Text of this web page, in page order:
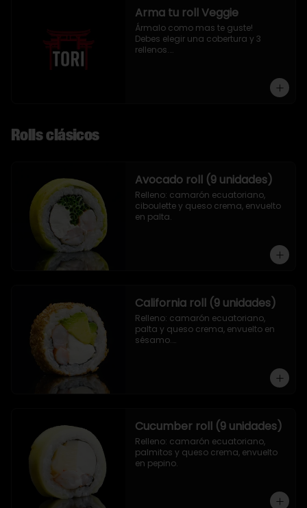
Arma tu roll Veggie
Ármalo como mas te guste!
Debes elegir una cobertura y 3
rellenos.
Rolls clásicos
Avocado roll (9 unidades)
Relleno: camarón ecuatoriano,
ciboulette y queso crema, envuelto
en palta.
California roll (9 unidades)
Relleno: camarón ecuatoriano,
palta y queso crema, envuelto en
sésamo.
Cucumber roll (9 unidades)
Relleno: camarón ecuatoriano,
palmitos y queso crema, envuelto
en pepino.